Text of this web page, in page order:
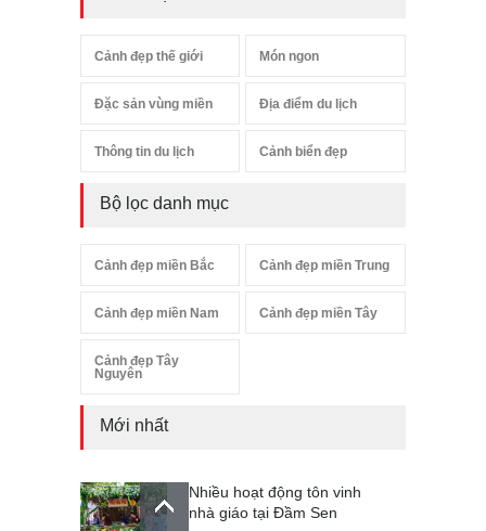
Cảnh đẹp thế giới Món ngon
Đặc sản vùng miền Địa điểm du lịch
Thông tin du lịch Cảnh biển đẹp
Bộ lọc danh mục
Cảnh đẹp miền Bắc Cảnh đẹp miền Trung
Cảnh đẹp miền Nam Cảnh đẹp miền Tây
Cảnh đẹp Tây
Nguyên
Mới nhất
Nhiều hoạt động tôn vinh
nhà giáo tại Đầm Sen